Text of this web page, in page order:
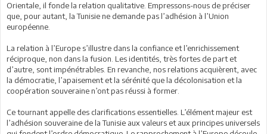
Orientale, il fonde la relation qualitative. Empressons-nous de préciser
que, pour autant, la Tunisie ne demande pas l’adhésion à l’Union
européenne.
La relation à l’Europe s’illustre dans la confiance et l’enrichissement
réciproque, non dans la fusion. Les identités, très fortes de part et
d’autre, sont impénétrables. En revanche, nos relations acquièrent, avec
la démocratie, l’apaisement et la sérénité que la décolonisation et la
coopération souveraine n’ont pas réussi à former.
Ce tournant appelle des clarifications essentielles. L’élément majeur est
l’adhésion souveraine de la Tunisie aux valeurs et aux principes universels